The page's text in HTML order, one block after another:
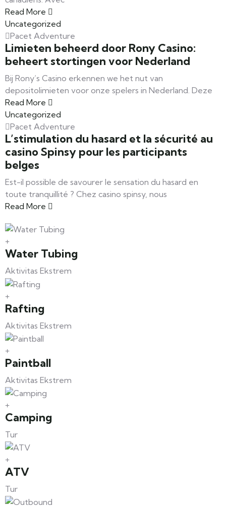
Read More
Uncategorized
Pacet Adventure
Limieten beheerd door Rony Casino:
beheert stortingen voor Nederland
Bij Rony’s Casino erkennen we het nut van
depositolimieten voor onze spelers in Nederland. Deze
Read More
Uncategorized
Pacet Adventure
L’stimulation du hasard et la sécurité au
casino Spinsy pour les participants
belges
Est-il possible de savourer le sensation du hasard en
toute tranquillité ? Chez casino spinsy, nous
Read More
Water Tubing
Aktivitas Ekstrem
Rafting
Aktivitas Ekstrem
Paintball
Aktivitas Ekstrem
Camping
Tur
ATV
Tur